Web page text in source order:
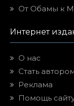
От Обамы к
Интернет
О нас
Стать
Реклама
Помощь